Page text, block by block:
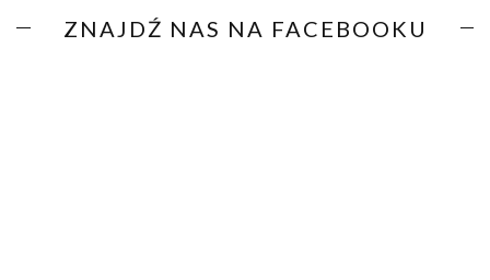
ZNAJDŹ NAS NA FACEBOOKU